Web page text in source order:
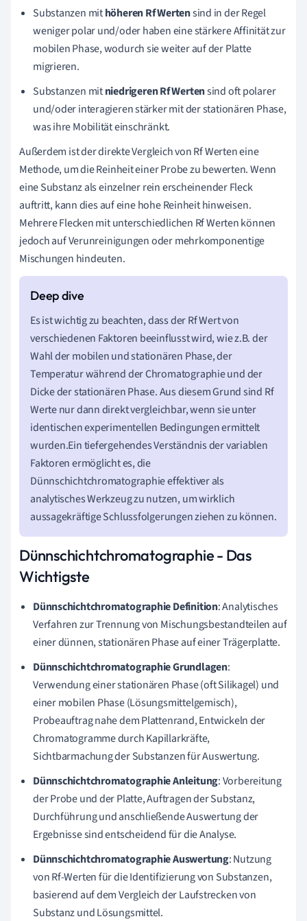
Substanzen mithöheren Rf Wertensind in der Regel
weniger polar und/oder haben eine stärkere Affinität zur
mobilen Phase, wodurch sie weiter auf der Platte
migrieren.
Substanzen mitniedrigeren Rf Wertensind oft polarer
und/oder interagieren stärker mit der stationären Phase,
was ihre Mobilität einschränkt.
Außerdem ist der direkte Vergleich von Rf Werten eine
Methode, um die Reinheit einer Probe zu bewerten. Wenn
eine Substanz als einzelner rein erscheinender Fleck
auftritt, kann dies auf eine hohe Reinheit hinweisen.
Mehrere Flecken mit unterschiedlichen Rf Werten können
jedoch auf Verunreinigungen oder mehrkomponentige
Mischungen hindeuten.
Es ist wichtig zu beachten, dass der Rf Wert von
verschiedenen Faktoren beeinflusst wird, wie z.B. der
Wahl der mobilen und stationären Phase, der
Temperatur während der Chromatographie und der
Dicke der stationären Phase. Aus diesem Grund sind Rf
Werte nur dann direkt vergleichbar, wenn sie unter
identischen experimentellen Bedingungen ermittelt
wurden.Ein tiefergehendes Verständnis der variablen
Faktoren ermöglicht es, die
Dünnschichtchromatographie effektiver als
analytisches Werkzeug zu nutzen, um wirklich
aussagekräftige Schlussfolgerungen ziehen zu können.
Dünnschichtchromatographie - Das
Wichtigste
Dünnschichtchromatographie Definition: Analytisches
Verfahren zur Trennung von Mischungsbestandteilen auf
einer dünnen, stationären Phase auf einer Trägerplatte.
Dünnschichtchromatographie Grundlagen:
Verwendung einer stationären Phase (oft Silikagel) und
einer mobilen Phase (Lösungsmittelgemisch),
Probeauftrag nahe dem Plattenrand, Entwickeln der
Chromatogramme durch Kapillarkräfte,
Sichtbarmachung der Substanzen für Auswertung.
Dünnschichtchromatographie Anleitung: Vorbereitung
der Probe und der Platte, Auftragen der Substanz,
Durchführung und anschließende Auswertung der
Ergebnisse sind entscheidend für die Analyse.
Dünnschichtchromatographie Auswertung: Nutzung
von Rf-Werten für die Identifizierung von Substanzen,
basierend auf dem Vergleich der Laufstrecken von
Substanz und Lösungsmittel.